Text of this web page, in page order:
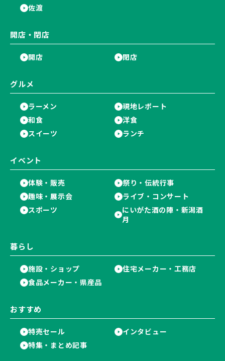
佐渡
開店・閉店
開店 閉店
グルメ
ラーメン
現地レポート
和食
洋食
スイーツ
ランチ
イベント
体験・販売
祭り・伝統行事
趣味・展示会
ライブ・コンサート
スポーツ
にいがた酒の陣・新潟酒
月
暮らし
施設・ショップ
住宅メーカー・工務店
食品メーカー・県産品
おすすめ
特売セール
インタビュー
特集・まとめ記事